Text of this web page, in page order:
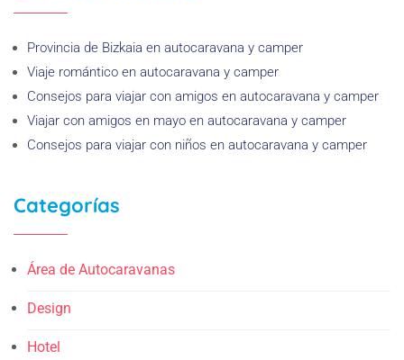
Provincia de Bizkaia en autocaravana y camper
Viaje romántico en autocaravana y camper
Consejos para viajar con amigos en autocaravana y camper
Viajar con amigos en mayo en autocaravana y camper
Consejos para viajar con niños en autocaravana y camper
Categorías
Área de Autocaravanas
Design
Hotel